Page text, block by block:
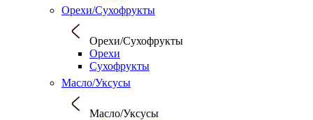
Орехи/Сухофрукты
Орехи/Сухофрукты
Орехи
Сухофрукты
Масло/Уксусы
Масло/Уксусы